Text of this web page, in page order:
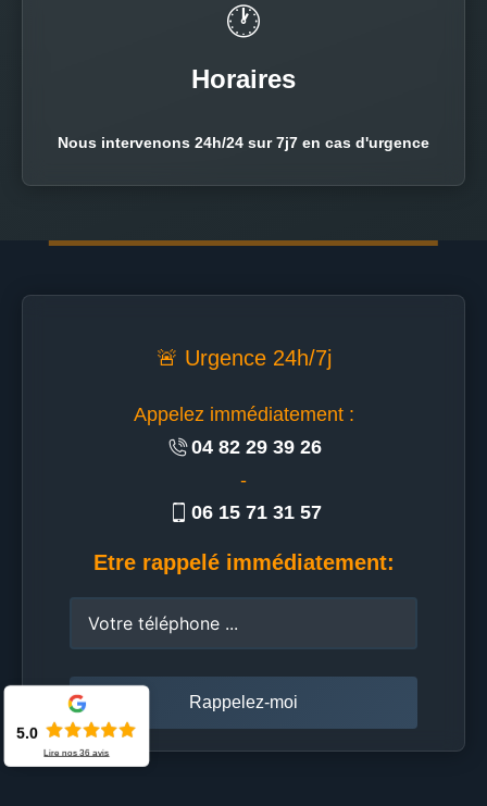
🕐
Horaires
Nous intervenons 24h/24 sur 7j7 en cas d'urgence
🚨 Urgence 24h/7j
Appelez immédiatement :
04 82 29 39 26
-
06 15 71 31 57
Etre rappelé immédiatement:
5.0
Lire nos36 avis